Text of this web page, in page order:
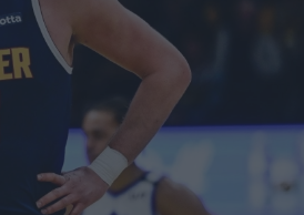
Αγώνες Μπάσκετ
U20